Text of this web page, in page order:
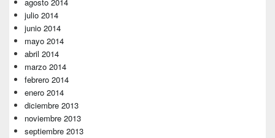
julio 2014
junio 2014
mayo 2014
abril 2014
marzo 2014
febrero 2014
enero 2014
diciembre 2013
noviembre 2013
septiembre 2013